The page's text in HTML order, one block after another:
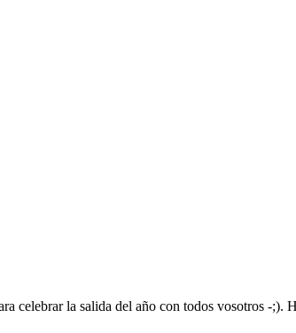
celebrar la salida del año con todos vosotros -;).